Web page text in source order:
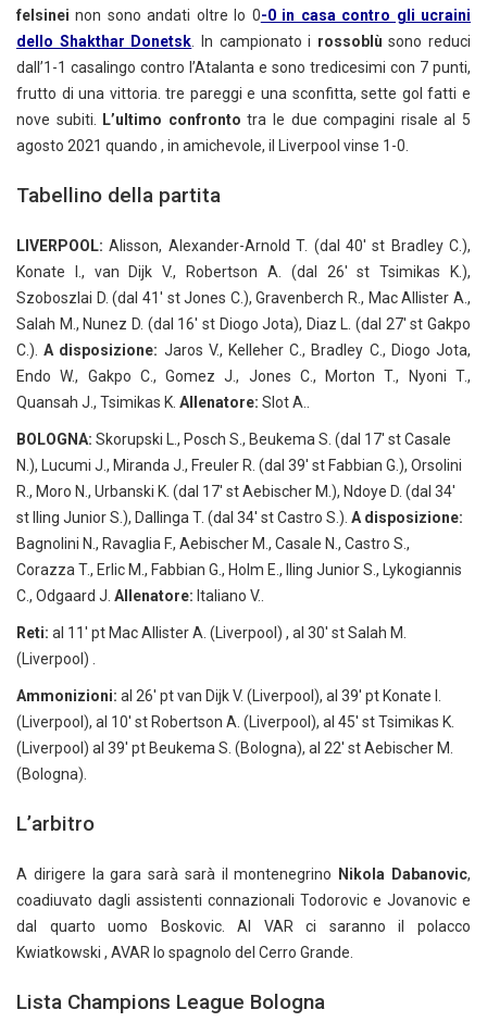
felsinei non sono andati oltre lo 0-0 in casa contro gli ucraini
dello Shakthar Donetsk. In campionato i rossoblù sono reduci
dall’1-1 casalingo contro l’Atalanta e sono tredicesimi con 7 punti,
frutto di una vittoria. tre pareggi e una sconfitta, sette gol fatti e
nove subiti. L’ultimo confronto tra le due compagini risale al 5
agosto 2021 quando , in amichevole, il Liverpool vinse 1-0.
Tabellino della partita
LIVERPOOL: Alisson, Alexander-Arnold T. (dal 40′ st Bradley C.),
Konate I., van Dijk V., Robertson A. (dal 26′ st Tsimikas K.),
Szoboszlai D. (dal 41′ st Jones C.), Gravenberch R., Mac Allister A.,
Salah M., Nunez D. (dal 16′ st Diogo Jota), Diaz L. (dal 27′ st Gakpo
C.).A disposizione: Jaros V., Kelleher C., Bradley C., Diogo Jota,
Endo W., Gakpo C., Gomez J., Jones C., Morton T., Nyoni T.,
Quansah J., Tsimikas K. Allenatore: Slot A..
BOLOGNA: Skorupski L., Posch S., Beukema S. (dal 17′ st Casale
N.), Lucumi J., Miranda J., Freuler R. (dal 39′ st Fabbian G.), Orsolini
R., Moro N., Urbanski K. (dal 17′ st Aebischer M.), Ndoye D. (dal 34′
st Iling Junior S.), Dallinga T. (dal 34′ st Castro S.). A disposizione:
Bagnolini N., Ravaglia F., Aebischer M., Casale N., Castro S.,
Corazza T., Erlic M., Fabbian G., Holm E., Iling Junior S., Lykogiannis
C., Odgaard J. Allenatore: Italiano V..
Reti: al 11′ pt Mac Allister A. (Liverpool) , al 30′ st Salah M.
(Liverpool) .
Ammonizioni: al 26′ pt van Dijk V. (Liverpool), al 39′ pt Konate I.
(Liverpool), al 10′ st Robertson A. (Liverpool), al 45′ st Tsimikas K.
(Liverpool) al 39′ pt Beukema S. (Bologna), al 22′ st Aebischer M.
(Bologna).
L’arbitro
A dirigere la gara sarà sarà il montenegrino Nikola Dabanovic,
coadiuvato dagli assistenti connazionali Todorovic e Jovanovic e
dal quarto uomo Boskovic. Al VAR ci saranno il polacco
Kwiatkowski , AVAR lo spagnolo del Cerro Grande.
Lista Champions League Bologna